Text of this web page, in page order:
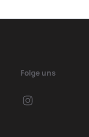
Folge uns